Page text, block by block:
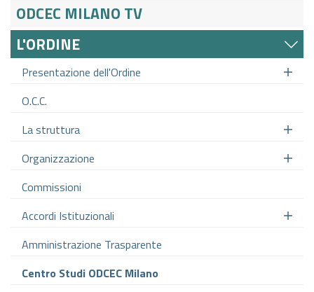
ODCEC MILANO TV
L'ORDINE
Presentazione dell'Ordine
O.C.C.
La struttura
Organizzazione
Commissioni
Accordi Istituzionali
Amministrazione Trasparente
Centro Studi ODCEC Milano